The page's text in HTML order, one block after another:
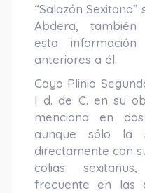
“Salazón
Abdera, también
esta
anteriores a él.
Cayo Plinio
I d. de C. en su
menciona en
aunque sólo la
directamente con
colias
frecuente en las